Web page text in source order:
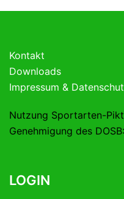
Kontakt
Downloads
Impressum &
Nutzung Sportarten-
Genehmigung des DOSB:
LOGIN